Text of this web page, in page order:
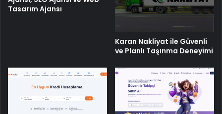
Tasarım Ajansı
Karan Nakliyat ile Güvenli
ve Planlı Taşınma Deneyimi